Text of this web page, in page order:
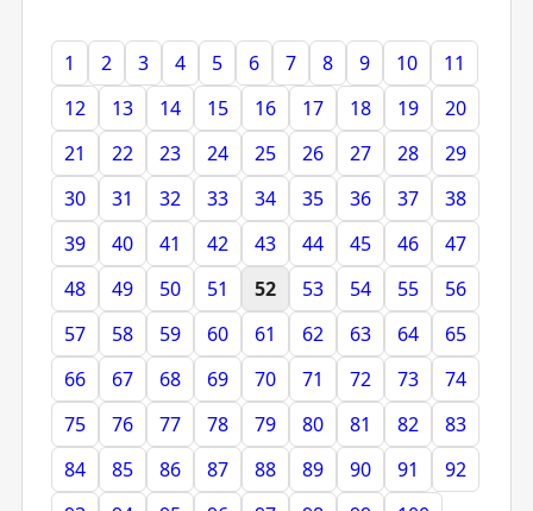
1 2 3 4 5 6 7 8 9 10
11
12
13 14 15 16 17 18 19
20
21
22 23 24 25 26 27 28
29
30
31 32 33 34 35 36 37
38
39
40 41 42 43 44 45 46
47
48
49 50 51 52 53 54 55
56
57
58 59 60 61 62 63 64
65
66
67 68 69 70 71 72 73
74
75
76 77 78 79 80 81 82
83
84
85 86 87 88 89 90 91
92